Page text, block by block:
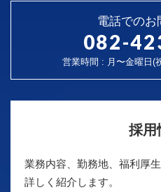
電話でのお
082-
営業時間 : 月〜金曜日(
採用
業務内容、勤務地、福利厚
詳しく紹介します。